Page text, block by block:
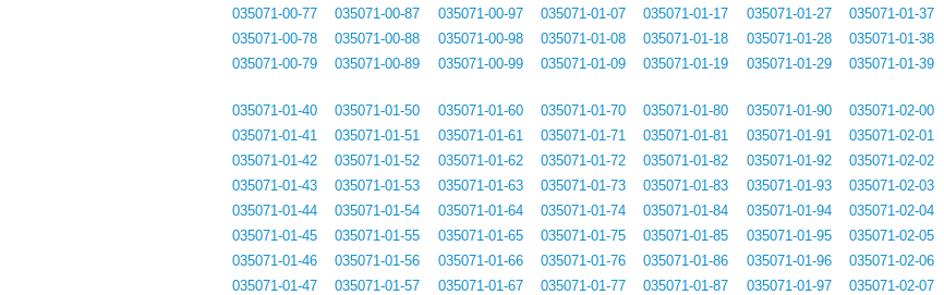
035071-00-77
035071-00-78
035071-00-79
035071-00-87
035071-00-88
035071-00-89
035071-00-97
035071-00-98
035071-00-99
035071-01-07
035071-01-08
035071-01-09
035071-01-17
035071-01-18
035071-01-19
035071-01-27
035071-01-28
035071-01-29
035071-01-37
035071-01-38
035071-01-39
035071-01-40
035071-01-41
035071-01-42
035071-01-43
035071-01-44
035071-01-45
035071-01-46
035071-01-47
035071-01-50
035071-01-51
035071-01-52
035071-01-53
035071-01-54
035071-01-55
035071-01-56
035071-01-57
035071-01-60
035071-01-61
035071-01-62
035071-01-63
035071-01-64
035071-01-65
035071-01-66
035071-01-67
035071-01-70
035071-01-71
035071-01-72
035071-01-73
035071-01-74
035071-01-75
035071-01-76
035071-01-77
035071-01-80
035071-01-81
035071-01-82
035071-01-83
035071-01-84
035071-01-85
035071-01-86
035071-01-87
035071-01-90
035071-01-91
035071-01-92
035071-01-93
035071-01-94
035071-01-95
035071-01-96
035071-01-97
035071-02-00
035071-02-01
035071-02-02
035071-02-03
035071-02-04
035071-02-05
035071-02-06
035071-02-07